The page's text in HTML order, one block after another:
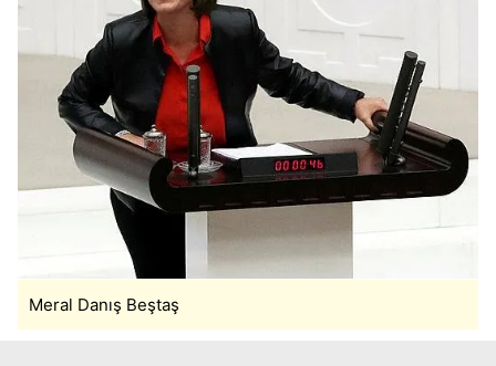
Meral Danış Beştaş